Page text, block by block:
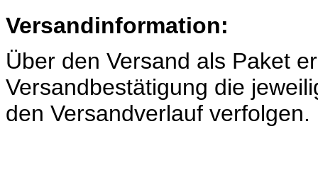
Versandinformation:
Über den Versand als Paket
Versandbestätigung die
den Versandverlauf verfolgen.